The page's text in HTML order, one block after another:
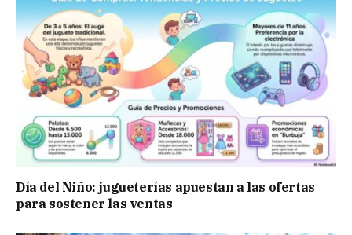
Día del Niño: jugueterías apuestan a las ofertas
para sostener las ventas